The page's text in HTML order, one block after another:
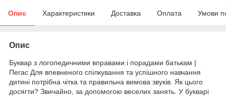
Опис Характеристики Доставка Оплата Умови
Опис
Буквар з логопедичними вправами і порадами батькам |
Пегас Для впевненого спілкування та успішного навчання
дитині потрібна чітка та правильна вимова звуків. Як цього
досягти? Звичайно, за допомогою веселих занять. У букварі